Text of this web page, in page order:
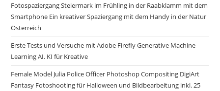
Fotospaziergang Steiermark im Frühling in der Raabklamm mit dem
Smartphone Ein kreativer Spaziergang mit dem Handy in der Natur
Österreich
Erste Tests und Versuche mit Adobe Firefly Generative Machine
Learning AI. KI für Kreative
Female Model Julia Police Officer Photoshop Compositing DigiArt
Fantasy Fotoshooting für Halloween und Bildbearbeitung inkl. 25